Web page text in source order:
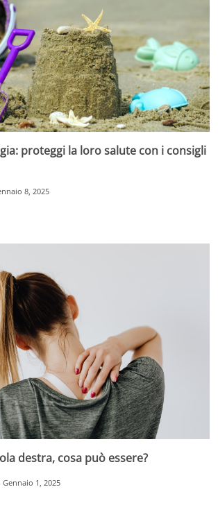
proteggi la loro salute con i consigli
8, 2025
destra, cosa può essere?
Gennaio 1, 2025